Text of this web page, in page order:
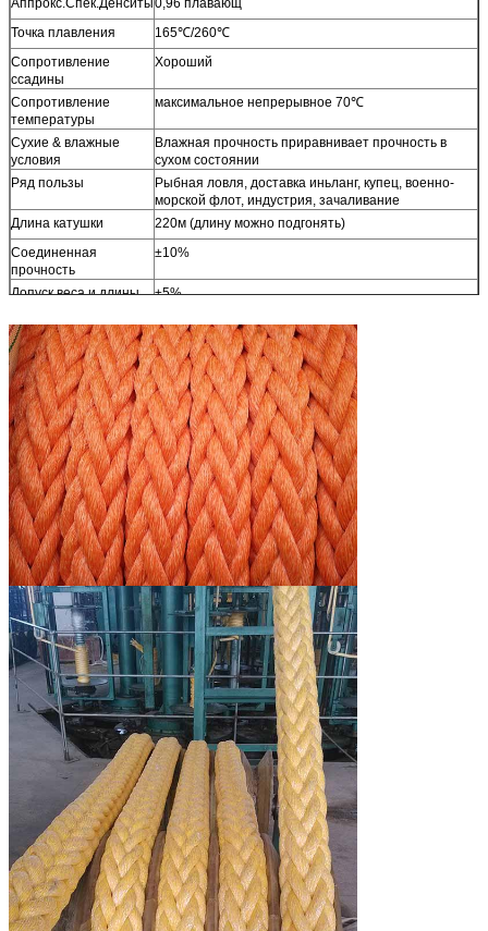
Аппрокс.Спек.Денситы 0,96 плавающ
Точка плавления
165℃/260℃
Сопротивление
ссадины
Хороший
Сопротивление
температуры
максимальное непрерывное 70℃
Сухие & влажные
условия
Влажная прочность приравнивает прочность в
сухом состоянии
Ряд пользы
Рыбная ловля, доставка иньланг, купец, военно-
морской флот, индустрия, зачаливание
Длина катушки
220м (длину можно подгонять)
Соединенная
прочность
±10%
Допуск веса и длины
±5%
Разрывная нагрузка
МБЛ=Минимум
Соответствует Исо 2307
Другие размеры Доступный по требованию